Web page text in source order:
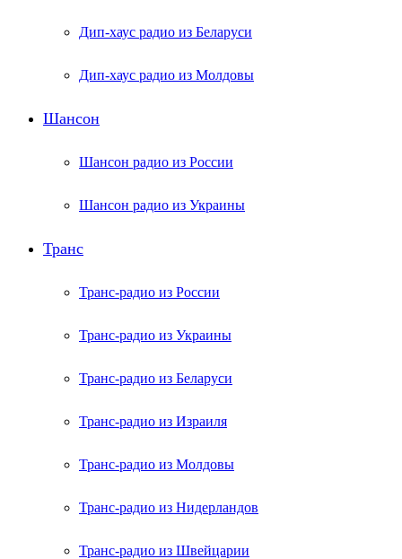
Дип-хаус радио из Беларуси
Дип-хаус радио из Молдовы
Шансон
Шансон радио из России
Шансон радио из Украины
Транс
Транс-радио из России
Транс-радио из Украины
Транс-радио из Беларуси
Транс-радио из Израиля
Транс-радио из Молдовы
Транс-радио из Нидерландов
Транс-радио из Швейцарии